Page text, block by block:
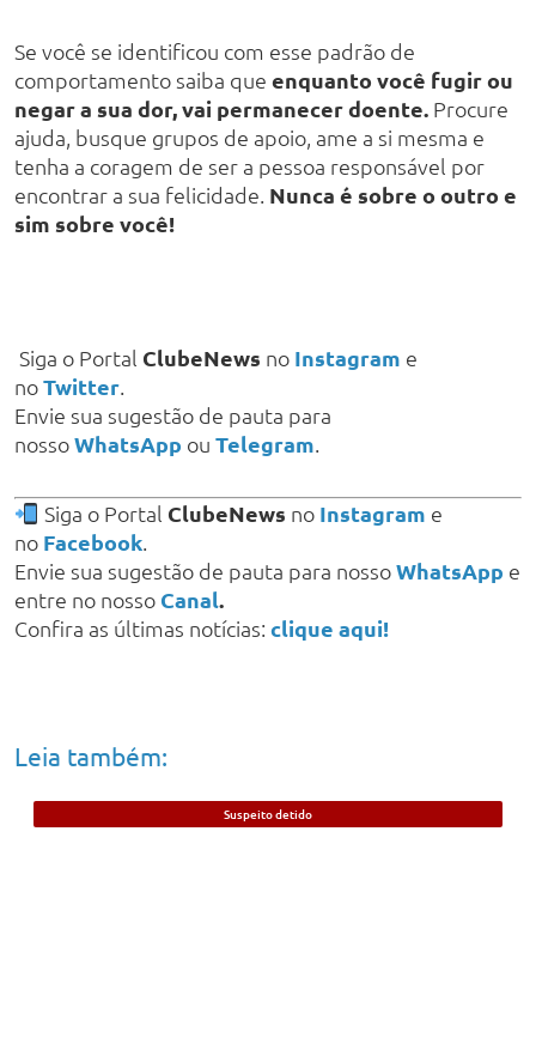
Se você se identificou com esse padrão de
comportamento saiba que enquanto você fugir ou
negar a sua dor, vai permanecer doente. Procure
ajuda, busque grupos de apoio, ame a si mesma e
tenha a coragem de ser a pessoa responsável por
encontrar a sua felicidade. Nunca é sobre o outro e
sim sobre você!
Siga o Portal ClubeNews no Instagram e
noTwitter.
Envie sua sugestão de pauta para
nossoWhatsApp ou Telegram.
Siga o Portal ClubeNews no Instagram e
no Facebook.
Envie sua sugestão de pauta para nossoWhatsApp e
entre no nosso Canal.
Confira as últimas notícias: clique aqui!
Leia também:
Suspeito detido